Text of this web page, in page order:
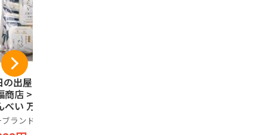
の出屋製菓 × 久
商店 > しろえび
べい 万能だし味
湾の宝石 < 13g
袋 >
ランド品